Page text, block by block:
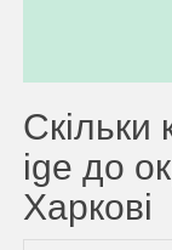
Скільки
ige до
Харкові